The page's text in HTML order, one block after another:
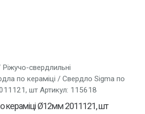
Ріжучо-свердлильні
по кераміці / Свердло Sigma по
шт Артикул: 115618
кераміці Ø12мм 2011121, шт